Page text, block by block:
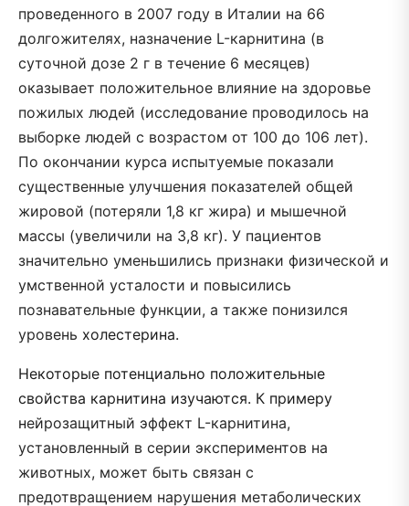
проведенного в 2007 году в Италии на 66
долгожителях, назначение L-карнитина (в
суточной дозе 2 г в течение 6 месяцев)
оказывает положительное влияние на здоровье
пожилых людей (исследование проводилось на
выборке людей с возрастом от 100 до 106 лет).
По окончании курса испытуемые показали
существенные улучшения показателей общей
жировой (потеряли 1,8 кг жира) и мышечной
массы (увеличили на 3,8 кг). У пациентов
значительно уменьшились признаки физической и
умственной усталости и повысились
познавательные функции, а также понизился
уровень холестерина.
Некоторые потенциально положительные
свойства карнитина изучаются. К примеру
нейрозащитный эффект L-карнитина,
установленный в серии экспериментов на
животных, может быть связан с
предотвращением нарушения метаболических